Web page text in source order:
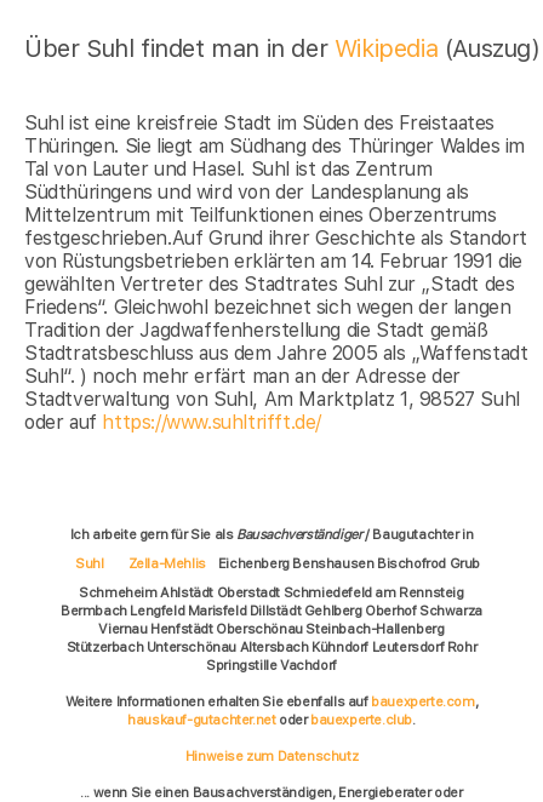
Über Suhl findet man in der Wikipedia (Auszug)
Suhl ist eine kreisfreie Stadt im Süden des Freistaates
Thüringen. Sie liegt am Südhang des Thüringer Waldes im
Tal von Lauter und Hasel. Suhl ist das Zentrum
Südthüringens und wird von der Landesplanung als
Mittelzentrum mit Teilfunktionen eines Oberzentrums
festgeschrieben.Auf Grund ihrer Geschichte als Standort
von Rüstungsbetrieben erklärten am 14. Februar 1991 die
gewählten Vertreter des Stadtrates Suhl zur „Stadt des
Friedens“. Gleichwohl bezeichnet sich wegen der langen
Tradition der Jagdwaffenherstellung die Stadt gemäß
Stadtratsbeschluss aus dem Jahre 2005 als „Waffenstadt
Suhl“. ) noch mehr erfärt man an der Adresse der
Stadtverwaltung von Suhl, Am Marktplatz 1, 98527 Suhl
oder auf https://www.suhltrifft.de/
Ich arbeite gern für Sie als Bausachverständiger/ Baugutachter in
Suhl
Zella-Mehlis
Eichenberg Benshausen Bischofrod Grub
Schmeheim Ahlstädt Oberstadt Schmiedefeld am Rennsteig
Bermbach Lengfeld Marisfeld Dillstädt Gehlberg Oberhof Schwarza
Viernau Henfstädt Oberschönau Steinbach-Hallenberg
Stützerbach Unterschönau Altersbach Kühndorf Leutersdorf Rohr
Springstille Vachdorf
Weitere Informationen erhalten Sie ebenfalls auf bauexperte.com,
hauskauf-gutachter.netoderbauexperte.club.
Hinweise zum Datenschutz
... wenn Sie einen Bausachverständigen, Energieberater oder